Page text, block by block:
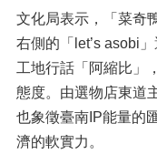
文化局表示，「菜奇
右側的「let’s asobi
工地行話「阿縮比」
態度。由選物店東道
也象徵臺南IP能量的
濟的軟實力。